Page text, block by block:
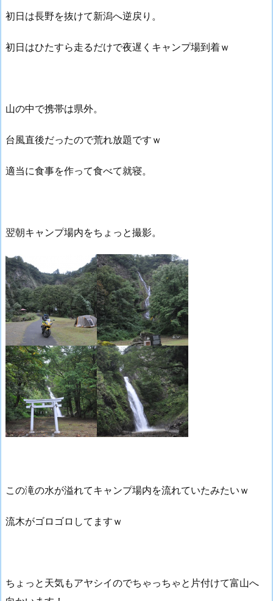
初日は長野を抜けて新潟へ逆戻り。
初日はひたすら走るだけで夜遅くキャンプ場到着ｗ
山の中で携帯は県外。
台風直後だったので荒れ放題ですｗ
適当に食事を作って食べて就寝。
翌朝キャンプ場内をちょっと撮影。
この滝の水が溢れてキャンプ場内を流れていたみたいｗ
流木がゴロゴロしてますｗ
ちょっと天気もアヤシイのでちゃっちゃと片付けて富山へ